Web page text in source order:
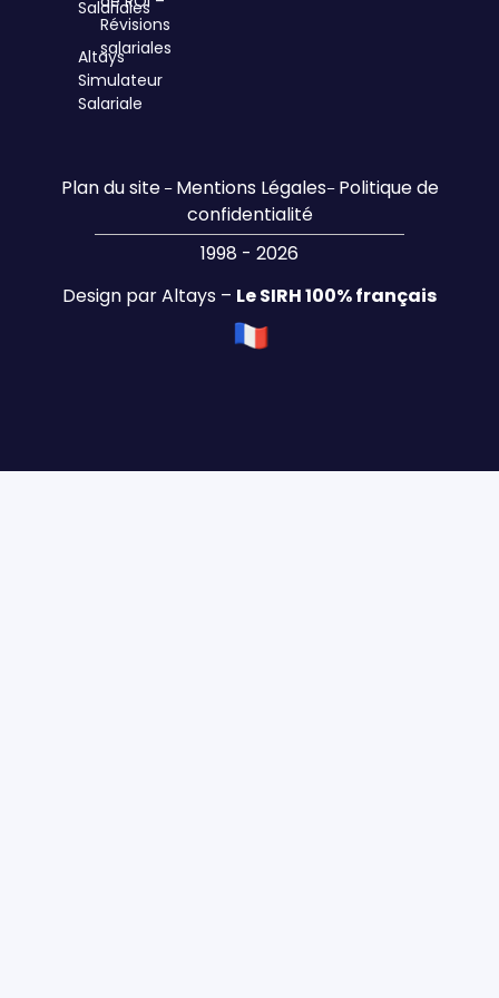
Salariales
Altays
Simulateur
Salariale
Révisions
salariales
Plan du site– Mentions Légales– Politique de
confidentialité
1998 - 2026
Design par Altays – Le SIRH 100% français